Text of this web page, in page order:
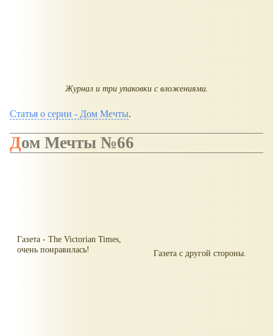
Журнал и три упаковки с вложениями.
Статья о серии - Дом Мечты.
Дом Мечты №66
Газета - The Victorian Times,
очень понравилась!
Газета с другой стороны.